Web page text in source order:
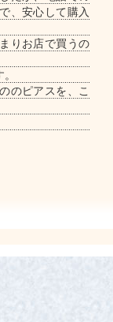
、安心して購入
りお店で買うの
のピアスを、こ